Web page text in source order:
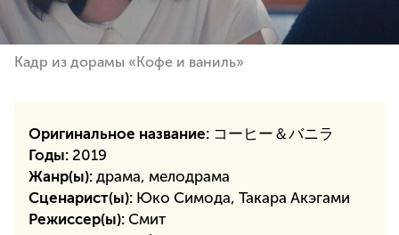
Кадр из дорамы «Кофе и ваниль»
Оригинальное название: コーヒー＆バニラ
Годы: 2019
Жанр(ы): драма, мелодрама
Сценарист(ы): Юко Симода, Такара Акэгами
Режиссер(ы): Смит